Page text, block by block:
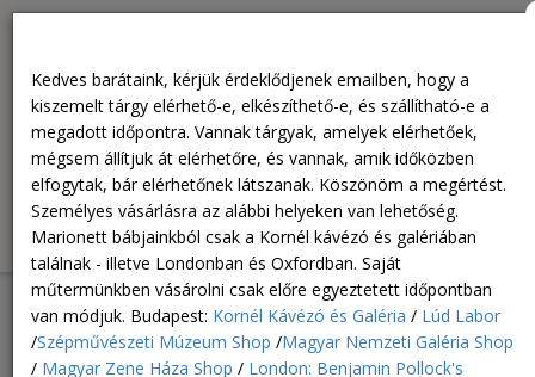
találnak - illetve Londonban és Oxfordban. Saját műtermünkben
vásárolni csak előre egyeztetett időpontban van módjuk.
Budapest: Kornél Kávézó és Galéria / Lúd Labor /Szépművészeti
Múzeum Shop /Magyar Nemzeti Galéria Shop / Magyar Zene
Háza Shop / London: Benjamin Pollock's Toyshop. / Oxford:
Scriptum / San Diego: Art Of Play / Newcastle : The Beach Plum
Company / Brugge: Galerie Magiek ----
Kedves barátaink, kérjük érdeklődjenek emailben, hogy a
kiszemelt tárgy elérhető-e, elkészíthető-e, és szállítható-e a
megadott időpontra. Vannak tárgyak, amelyek elérhetőek,
mégsem állítjuk át elérhetőre, és vannak, amik időközben
elfogytak, bár elérhetőnek látszanak. Köszönöm a megértést.
Személyes vásárlásra az alábbi helyeken van lehetőség.
Marionett bábjainkból csak a Kornél kávézó és galériában
találnak - illetve Londonban és Oxfordban. Saját
műtermünkben vásárolni csak előre egyeztetett időpontban
van módjuk. Budapest: Kornél Kávézó és Galéria / Lúd Labor
/Szépművészeti Múzeum Shop /Magyar Nemzeti Galéria Shop
/ Magyar Zene Háza Shop / London: Benjamin Pollock's